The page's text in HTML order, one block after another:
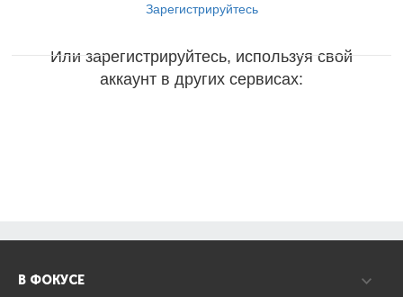
Зарегистрируйтесь
Или зарегистрируйтесь, используя свой
аккаунт в других сервисах:
В ФОКУСЕ